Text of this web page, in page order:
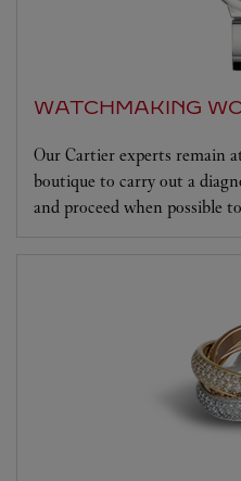
WATCHMAKING
Our Cartier experts remain
boutique to carry out a
and proceed when possible